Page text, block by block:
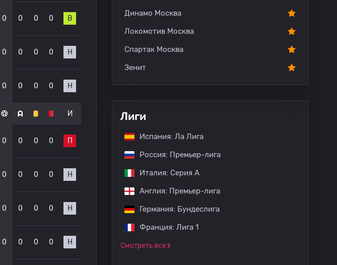
0 0 0 0 В
0 0 0 0 Н
0 0 0 0 Н
И
0 0 0 0 П
0 0 0 0 Н
0 0 0 0 Н
0 0 0 0 Н
Динамо Москва
Локомотив Москва
Спартак Москва
Зенит
Лиги
Испания: Ла Лига
Россия: Премьер-лига
Италия: Серия А
Англия: Премьер-лига
Германия: Бундеслига
Франция: Лига 1
Смотреть все